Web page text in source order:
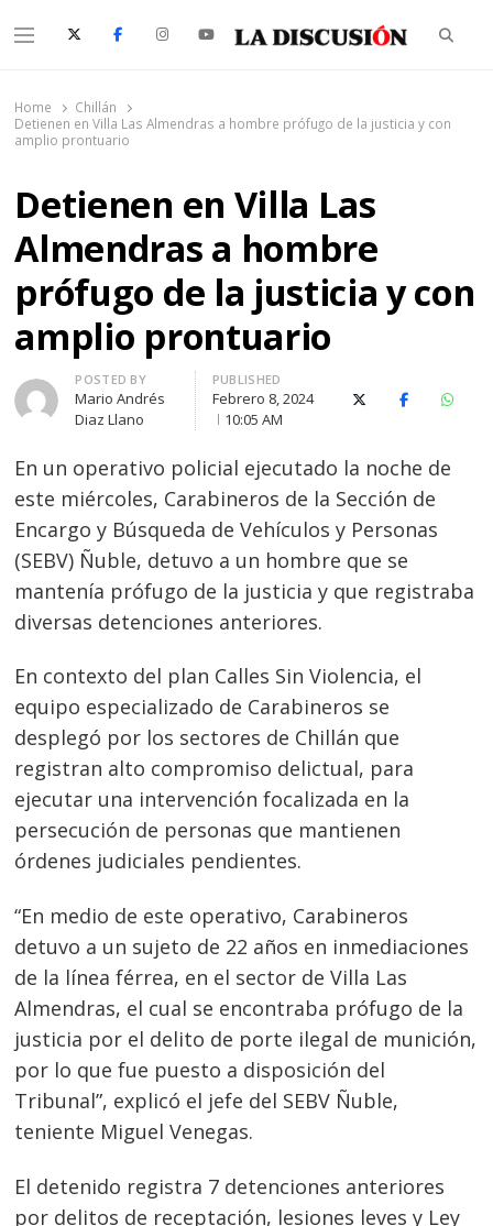
Menu
Home
Chillán
Detienen en Villa Las Almendras a hombre prófugo de la justicia y con
amplio prontuario
Detienen en Villa Las
Almendras a hombre
prófugo de la justicia y con
amplio prontuario
Author
POSTED BY
Mario Andrés
Diaz Llano
PUBLISHED
Febrero 8, 2024
10:05 AM
X (Twitter)Facebook
En un operativo policial ejecutado la noche de
este miércoles, Carabineros de la Sección de
Encargo y Búsqueda de Vehículos y Personas
(SEBV) Ñuble, detuvo a un hombre que se
mantenía prófugo de la justicia y que registraba
diversas detenciones anteriores.
En contexto del plan Calles Sin Violencia, el
equipo especializado de Carabineros se
desplegó por los sectores de Chillán que
registran alto compromiso delictual, para
ejecutar una intervención focalizada en la
persecución de personas que mantienen
órdenes judiciales pendientes.
“En medio de este operativo, Carabineros
detuvo a un sujeto de 22 años en inmediaciones
de la línea férrea, en el sector de Villa Las
Almendras, el cual se encontraba prófugo de la
justicia por el delito de porte ilegal de munición,
por lo que fue puesto a disposición del
Tribunal”, explicó el jefe del SEBV Ñuble,
teniente Miguel Venegas.
El detenido registra 7 detenciones anteriores
por delitos de receptación, lesiones leves y Ley